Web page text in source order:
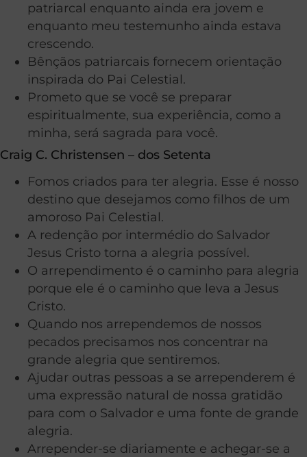
patriarcal enquanto ainda era jovem e
enquanto meu testemunho ainda estava
crescendo.
Bênçãos patriarcais fornecem orientação
inspirada do Pai Celestial.
Prometo que se você se preparar
espiritualmente, sua experiência, como a
minha, será sagrada para você.
Craig C. Christensen – dos Setenta
Fomos criados para ter alegria. Esse é nosso
destino que desejamos como filhos de um
amoroso Pai Celestial.
A redenção por intermédio do Salvador
Jesus Cristo torna a alegria possível.
O arrependimento é o caminho para alegria
porque ele é o caminho que leva a Jesus
Cristo.
Quando nos arrependemos de nossos
pecados precisamos nos concentrar na
grande alegria que sentiremos.
Ajudar outras pessoas a se arrependerem é
uma expressão natural de nossa gratidão
para com o Salvador e uma fonte de grande
alegria.
Arrepender-se diariamente e achegar-se a